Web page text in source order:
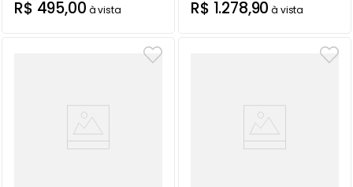
R$ 495,00 à vista R$ 1.278,90 à vista